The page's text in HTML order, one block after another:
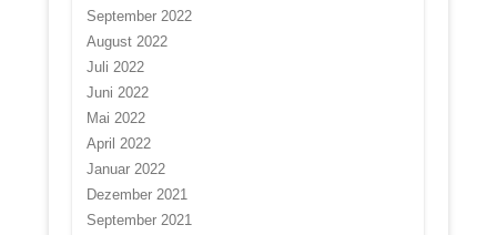
September 2022
August 2022
Juli 2022
Juni 2022
Mai 2022
April 2022
Januar 2022
Dezember 2021
September 2021